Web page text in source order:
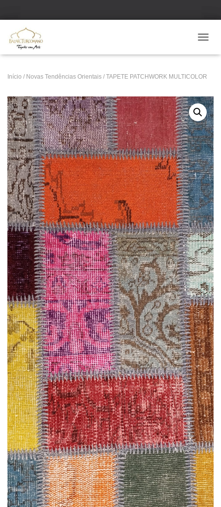
Início / Novas Tendências Orientais / TAPETE PATCHWORK MULTICOLOR